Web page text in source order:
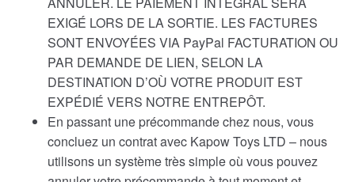
EXIGÉ LORS DE LA SORTIE. LES FACTURES
SONT ENVOYÉES VIA PayPal FACTURATION OU
PAR DEMANDE DE LIEN, SELON LA
DESTINATION D’OÙ VOTRE PRODUIT EST
EXPÉDIÉ VERS NOTRE ENTREPÔT.
En passant une précommande chez nous, vous
concluez un contrat avec Kapow Toys LTD – nous
utilisons un système très simple où vous pouvez